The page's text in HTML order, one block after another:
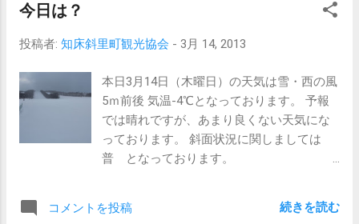
日の日はウインターキッズフェスティバル
参加無料型のイベントとなっております。
曜日はお子様を連れて御家族で参加してみ
ては いかがでしょうか？ 今季最終のウナベ
ツスキー場で家族みんなで1日楽しんで 雪
遊びを満喫してほしいと思います。
従業員一同、皆様方の
今日は？
投稿者: 知床斜里町観光協会 - 3月 14, 2013
本日3月14日（木曜日）の天気は雪・西の風
5ｍ前後 気温-4℃となっております。 予報
では晴れですが、あまり良くない天気にな
っております。 斜面状況に関しましては
普 となっております。
くなる予報となっております。 雪も降り出
コメントを投稿 続きを読む